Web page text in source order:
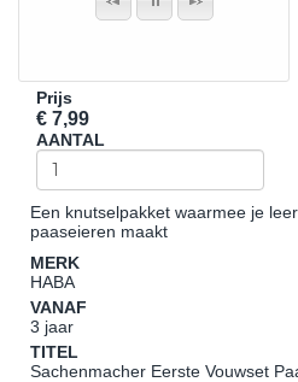
Prijs
€ 7,99
AANTAL
Een knutselpakket waarmee je
paaseieren maakt
MERK
HABA
VANAF
3 jaar
TITEL
Sachenmacher Eerste Vouwset